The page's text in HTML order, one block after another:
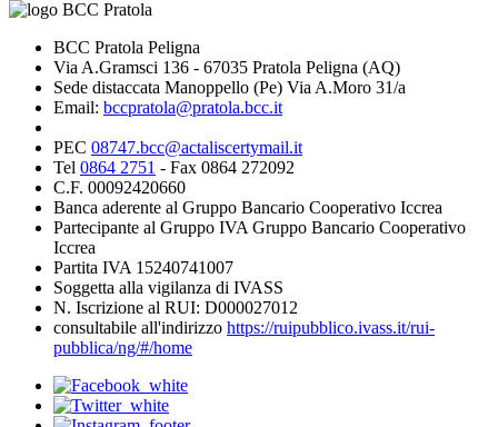
BCC Pratola Peligna
Via A.Gramsci 136 - 67035 Pratola Peligna (AQ)
Sede distaccata Manoppello (Pe) Via A.Moro 31/a
Email: bccpratola@pratola.bcc.it
PEC 08747.bcc@actaliscertymail.it
Tel 0864 2751 - Fax 0864 272092
C.F. 00092420660
Banca aderente al Gruppo Bancario Cooperativo Iccrea
Partecipante al Gruppo IVA Gruppo Bancario Cooperativo
Iccrea
Partita IVA 15240741007
Soggetta alla vigilanza di IVASS
N. Iscrizione al RUI: D000027012
consultabile all'indirizzo https://ruipubblico.ivass.it/rui-
pubblica/ng/#/home